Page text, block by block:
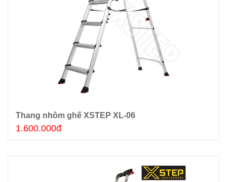
Thêm giỏ hàng
Thang nhôm ghế XSTEP XL-06
1.600.000đ